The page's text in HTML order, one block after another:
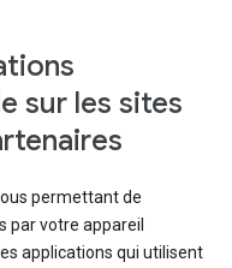
sur les sites
permettant de
par votre appareil
applications qui utilisent